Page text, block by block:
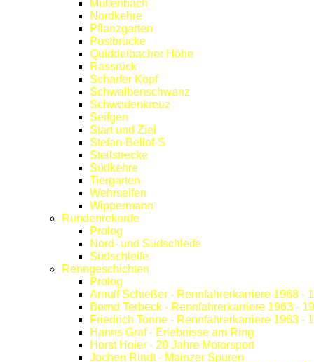
Müllenbach
Nordkehre
Pflanzgarten
Postbrücke
Quiddelbacher Höhe
Rassrück
Scharfer Kopf
Schwalbenschwanz
Schwedenkreuz
Seifgen
Start und Ziel
Stefan-Bellof-S
Steilstrecke
Südkehre
Tiergarten
Wehrseifen
Wippermann
Rundenrekorde
Prolog
Nord- und Südschleife
Südschleife
Renngeschichten
Prolog
Arnulf Schießer - Rennfahrerkarriere 1968 -
Bernd Terbeck - Rennfahrerkarriere 1963 -
Friedrich Tonne - Rennfahrerkarriere 1963 -
Hanns Graf - Erlebnisse am Ring
Horst Hoier - 20 Jahre Motorsport
Jochen Rindt - Mainzer Spuren